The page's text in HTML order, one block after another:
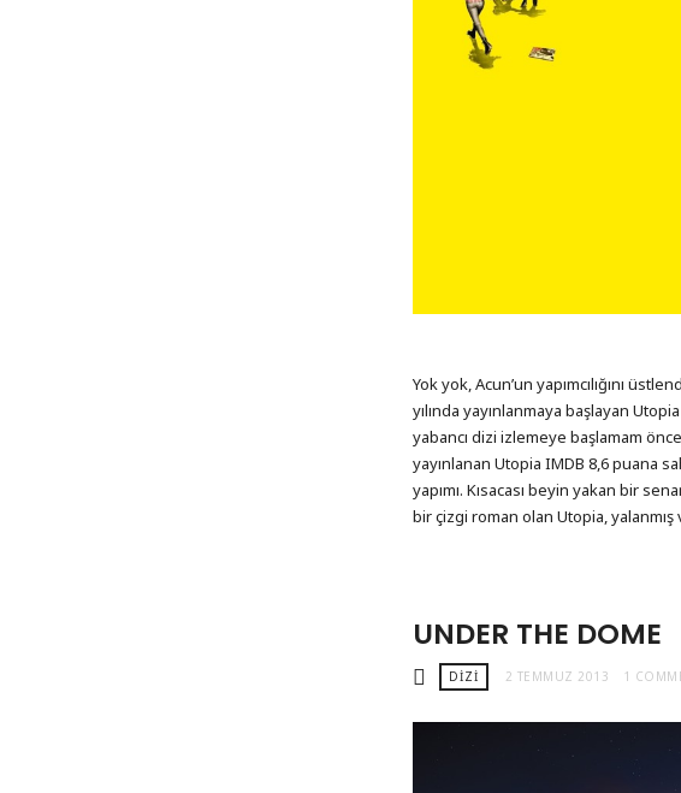
Yok yok, Acun’un yapımcılığını
yılında yayınlanmaya başlayan
yabancı dizi izlemeye başlamam
yayınlanan Utopia IMDB 8,6 puana
yapımı. Kısacası beyin yakan bir
bir çizgi roman olan Utopia,
UNDER THE DOME
DIZI 2 TEMMUZ 2013 1